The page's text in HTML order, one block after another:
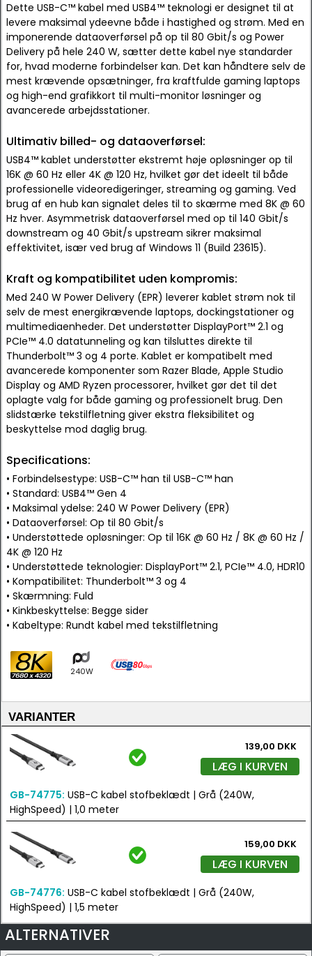
Dette USB-C™ kabel med USB4™ teknologi er designet til at
levere maksimal ydeevne både i hastighed og strøm. Med en
imponerende dataoverførsel på op til 80 Gbit/s og Power
Delivery på hele 240 W, sætter dette kabel nye standarder
for, hvad moderne forbindelser kan. Det kan håndtere selv de
mest krævende opsætninger, fra kraftfulde gaming laptops
og high-end grafikkort til multi-monitor løsninger og
avancerede arbejdsstationer.
Ultimativ billed- og dataoverførsel:
USB4™ kablet understøtter ekstremt høje opløsninger op til
16K @ 60 Hz eller 4K @ 120 Hz, hvilket gør det ideelt til både
professionelle videoredigeringer, streaming og gaming. Ved
brug af en hub kan signalet deles til to skærme med 8K @ 60
Hz hver. Asymmetrisk dataoverførsel med op til 140 Gbit/s
downstream og 40 Gbit/s upstream sikrer maksimal
effektivitet, især ved brug af Windows 11 (Build 23615).
Kraft og kompatibilitet uden kompromis:
Med 240 W Power Delivery (EPR) leverer kablet strøm nok til
selv de mest energikrævende laptops, dockingstationer og
multimediaenheder. Det understøtter DisplayPort™ 2.1 og
PCIe™ 4.0 datatunneling og kan tilsluttes direkte til
Thunderbolt™ 3 og 4 porte. Kablet er kompatibelt med
avancerede komponenter som Razer Blade, Apple Studio
Display og AMD Ryzen processorer, hvilket gør det til det
oplagte valg for både gaming og professionelt brug. Den
slidstærke tekstilfletning giver ekstra fleksibilitet og
beskyttelse mod daglig brug.
Specifications:
• Forbindelsestype: USB-C™ han til USB-C™ han
• Standard: USB4™ Gen 4
• Maksimal ydelse: 240 W Power Delivery (EPR)
• Dataoverførsel: Op til 80 Gbit/s
• Understøttede opløsninger: Op til 16K @ 60 Hz / 8K @ 60 Hz /
4K @ 120 Hz
• Understøttede teknologier: DisplayPort™ 2.1, PCIe™ 4.0, HDR10
• Kompatibilitet: Thunderbolt™ 3 og 4
• Skærmning: Fuld
• Kinkbeskyttelse: Begge sider
• Kabeltype: Rundt kabel med tekstilfletning
240W
VARIANTER
139,00 DKK
LÆG I KURVEN
GB-74775: USB-C kabel stofbeklædt | Grå (240W,
HighSpeed) | 1,0 meter
159,00 DKK
LÆG I KURVEN
GB-74776: USB-C kabel stofbeklædt | Grå (240W,
HighSpeed) | 1,5 meter
ALTERNATIVER